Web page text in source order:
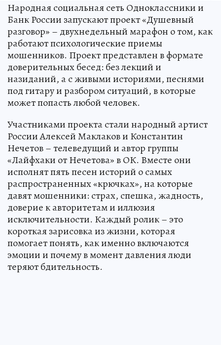
Народная социальная сеть Одноклассники и
Банк России запускают проект «Душевный
разговор» – двухнедельный марафон о том, как
работают психологические приемы
мошенников. Проект представлен в формате
доверительных бесед: без лекций и
назиданий, а с живыми историями, песнями
под гитару и разбором ситуаций, в которые
может попасть любой человек.
Участниками проекта стали народный артист
России Алексей Маклаков и Константин
Нечетов – телеведущий и автор группы
«Лайфхаки от Нечетова» в ОК. Вместе они
исполнят пять песен историй о самых
распространенных «крючках», на которые
давят мошенники: страх, спешка, жадность,
доверие к авторитетам и иллюзия
исключительности. Каждый ролик – это
короткая зарисовка из жизни, которая
помогает понять, как именно включаются
эмоции и почему в момент давления люди
теряют бдительность.